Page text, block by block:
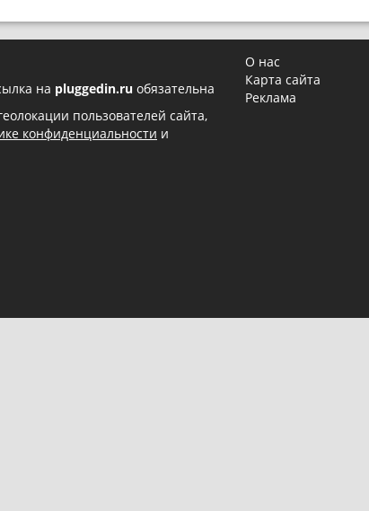
на pluggedin.ru обязательна
пользователей сайта,
конфиденциальности и
О нас
Карта сайта
Реклама